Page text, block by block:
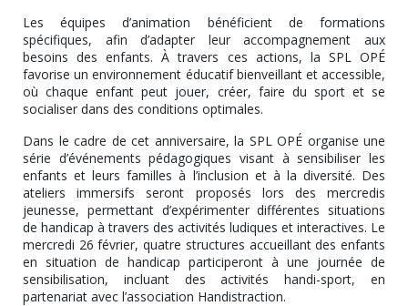
Les équipes d’animation bénéficient de formations
spécifiques, afin d’adapter leur accompagnement aux
besoins des enfants. À travers ces actions, la SPL OPÉ
favorise un environnement éducatif bienveillant et accessible,
où chaque enfant peut jouer, créer, faire du sport et se
socialiser dans des conditions optimales.
Dans le cadre de cet anniversaire, la SPL OPÉ organise une
série d’événements pédagogiques visant à sensibiliser les
enfants et leurs familles à l’inclusion et à la diversité. Des
ateliers immersifs seront proposés lors des mercredis
jeunesse, permettant d’expérimenter différentes situations
de handicap à travers des activités ludiques et interactives. Le
mercredi 26 février, quatre structures accueillant des enfants
en situation de handicap participeront à une journée de
sensibilisation, incluant des activités handi-sport, en
partenariat avec l’association Handistraction.